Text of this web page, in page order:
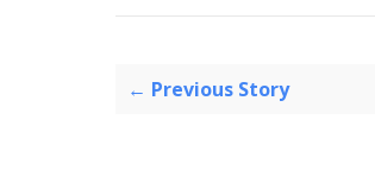
← Previous Story